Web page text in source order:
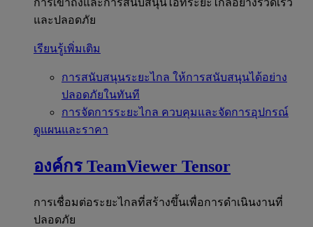
การเข้าถึงและการสนับสนุนไอทีระยะไกลอย่างรวดเร็ว
และปลอดภัย
เรียนรู้เพิ่มเติม
การสนับสนุนระยะไกล ให้การสนับสนุนได้อย่าง
ปลอดภัยในทันที
การจัดการระยะไกล ควบคุมและจัดการอุปกรณ์
ดูแผนและราคา
องค์กร TeamViewer Tensor
การเชื่อมต่อระยะไกลที่สร้างขึ้นเพื่อการดำเนินงานที่
ปลอดภัย